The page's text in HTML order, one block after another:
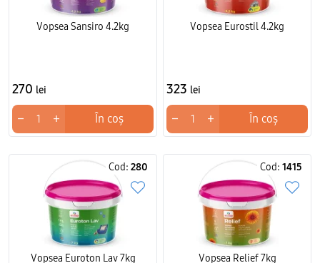
Vopsea Sansiro 4.2kg
270 lei
− + În coș
Vopsea Eurostil 4.2kg
323 lei
− + În coș
Cod: 280
Vopsea Euroton Lav 7kg
Cod: 1415
Vopsea Relief 7kg